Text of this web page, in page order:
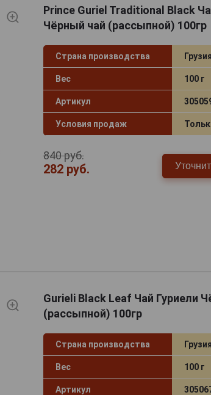
Prince Guriel Traditional Black
Чёрный чай (рассыпной) 100гр
Страна производства Грузия
Вес 100 г
Артикул
Условия продаж
840 руб.
282 руб.
Gurieli Black Leaf Чай Гуриели
(рассыпной) 100гр
Страна производства Грузия
Вес 100 г
Артикул